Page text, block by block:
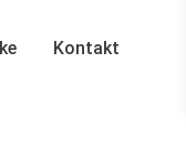
Kontakt